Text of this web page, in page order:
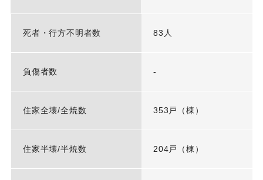
死者・行方不明者数 83人
負傷者数 -
住家全壊/全焼数 353戸（棟）
住家半壊/半焼数 204戸（棟）